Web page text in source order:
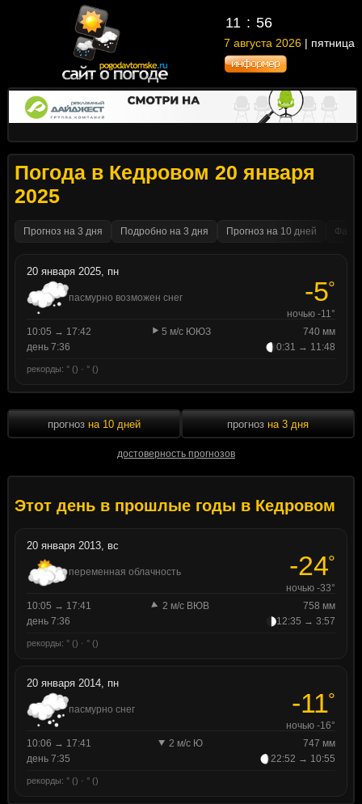
11 56
7 августа 2026 | пятница
Погода в Кедровом 20 января
2025
Прогноз на 3 дня Подробно на 3 дня Прогноз на 10 дней
20 января 2025, пн
пасмурно возможен снег -5°
ночью -11°
10:05 → 17:42
5 м/с ЮЮЗ
740 мм
день 7:36
0:31 → 11:48
рекорды: ° () · ° ()
прогноз на 10 дней
достоверность прогнозов
прогноз на 3 дня
Этот день в прошлые годы в Кедровом
20 января 2013, вс
переменная облачность -24°
ночью -33°
10:05 → 17:41
2 м/с ВЮВ
758 мм
день 7:36
12:35 → 3:57
рекорды: ° () · ° ()
20 января 2014, пн
пасмурно снег -11°
ночью -16°
10:06 → 17:41
2 м/с Ю
747 мм
день 7:35
22:52 → 10:55
рекорды: ° () · ° ()